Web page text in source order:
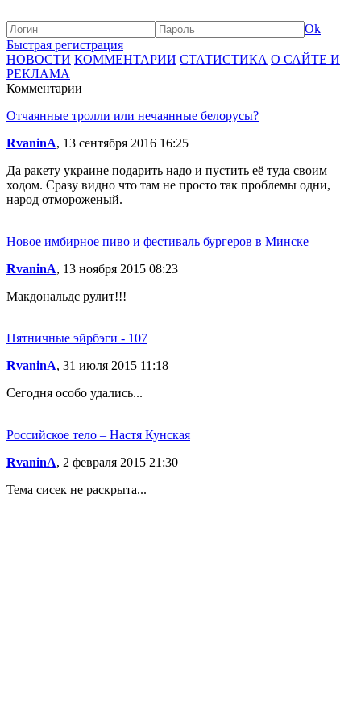
Ok
Быстрая регистрация
НОВОСТИ КОММЕНТАРИИ СТАТИСТИКА О САЙТЕ И
РЕКЛАМА
Комментарии
Отчаянные тролли или нечаянные белорусы?
RvaninA, 13 сентября 2016 16:25
Да ракету украине подарить надо и пустить её туда своим
ходом. Сразу видно что там не просто так проблемы одни,
народ отмороженый.
Новое имбирное пиво и фестиваль бургеров в Минске
RvaninA, 13 ноября 2015 08:23
Макдональдс рулит!!!
Пятничные эйрбэги - 107
RvaninA, 31 июля 2015 11:18
Сегодня особо удались...
Российское тело – Настя Кунская
RvaninA, 2 февраля 2015 21:30
Тема сисек не раскрыта...